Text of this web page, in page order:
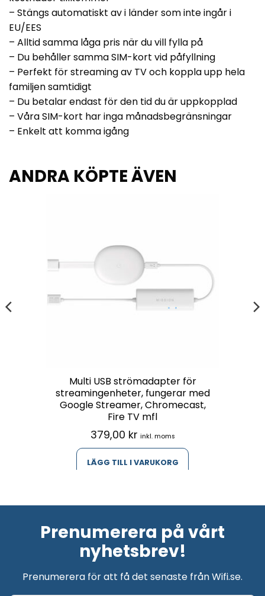
– Stängs automatiskt av i länder som inte ingår i
EU/EES
– Alltid samma låga pris när du vill fylla på
– Du behåller samma SIM-kort vid påfyllning
– Perfekt för streaming av TV och koppla upp hela
familjen samtidigt
– Du betalar endast för den tid du är uppkopplad
– Våra SIM-kort har inga månadsbegränsningar
– Enkelt att komma igång
ANDRA KÖPTE ÄVEN
Multi USB strömadapter för
streamingenheter, fungerar med
Google Streamer, Chromecast,
Fire TV mfl
379,00 kr inkl. moms
LÄGG TILL I VARUKORG
Prenumerera på vårt
nyhetsbrev!
Prenumerera för att få det senaste från Wifi.se.